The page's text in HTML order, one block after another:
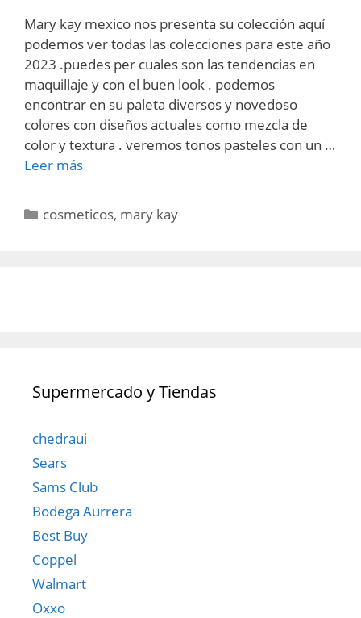
Mary kay mexico nos presenta su colección aquí
podemos ver todas las colecciones para este año
2023 .puedes per cuales son las tendencias en
maquillaje y con el buen look . podemos
encontrar en su paleta diversos y novedoso
colores con diseños actuales como mezcla de
color y textura . veremos tonos pasteles con un …
Leer más
Categorías
cosmeticos, mary kay
Supermercado y Tiendas
chedraui
Sears
Sams Club
Bodega Aurrera
Best Buy
Coppel
Walmart
Oxxo